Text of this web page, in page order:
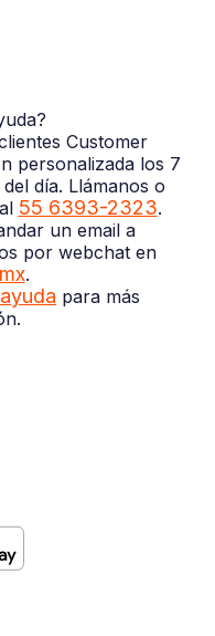
Customer
personalizada los 7
día. Llámanos o
55 6393-2323.
un email a
por webchat en
.
para más